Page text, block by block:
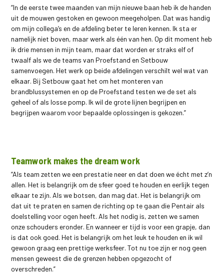
“In de eerste twee maanden van mijn nieuwe baan heb ik de handen
uit de mouwen gestoken en gewoon meegeholpen. Dat was handig
om mijn collega’s en de afdeling beter te leren kennen. Ik sta er
namelijk niet boven, maar werk als één van hen. Op dit moment heb
ik drie mensen in mijn team, maar dat worden er straks elf of
twaalf als we de teams van Proefstand en Setbouw
samenvoegen. Het werk op beide afdelingen verschilt wel wat van
elkaar. Bij Setbouw gaat het om het monteren van
brandblussystemen en op de Proefstand testen we de set als
geheel of als losse pomp. Ik wil de grote lijnen begrijpen en
begrijpen waarom voor bepaalde oplossingen is gekozen.”
Teamwork makes the dream work
“Als team zetten we een prestatie neer en dat doen we écht met z’n
allen. Het is belangrijk om de sfeer goed te houden en eerlijk tegen
elkaar te zijn. Als we botsen, dan mag dat. Het is belangrijk om
dat uit te praten en samen de richting op te gaan die Pentair als
doelstelling voor ogen heeft. Als het nodig is, zetten we samen
onze schouders eronder. En wanneer er tijd is voor een grapje, dan
is dat ook goed. Het is belangrijk om het leuk te houden en ik wil
gewoon graag een prettige werksfeer. Tot nu toe zijn er nog geen
mensen geweest die de grenzen hebben opgezocht of
overschreden.”